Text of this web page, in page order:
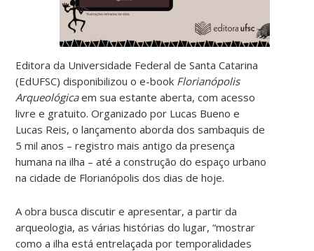
Editora da Universidade Federal de Santa Catarina
(EdUFSC) disponibilizou o e-book Florianópolis
Arqueológicaem sua estante aberta, com acesso
livre e gratuito. Organizado por Lucas Bueno e
Lucas Reis, o lançamento aborda dos sambaquis de
5 mil anos – registro mais antigo da presença
humana na ilha – até a construção do espaço urbano
na cidade de Florianópolis dos dias de hoje.
A obra busca discutir e apresentar, a partir da
arqueologia, as várias histórias do lugar, “mostrar
como a ilha está entrelaçada por temporalidades